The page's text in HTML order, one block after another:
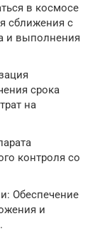
в космосе
сближения с
и выполнения
срока
на
контроля со
Обеспечение
и